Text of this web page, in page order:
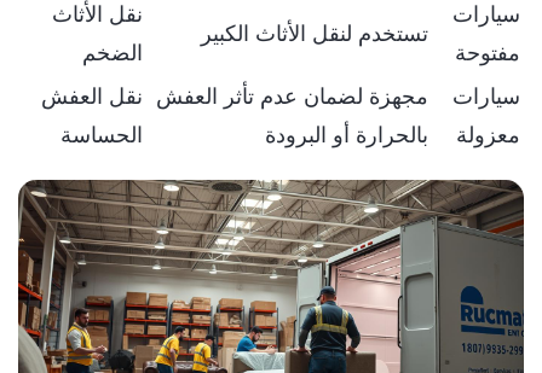
سيارات
مفتوحة
تستخدم لنقل الأثاث الكبير
نقل الأثاث
الضخم
سيارات
معزولة
مجهزة لضمان عدم تأثر العفش
بالحرارة أو البرودة
نقل العفش
الحساسة